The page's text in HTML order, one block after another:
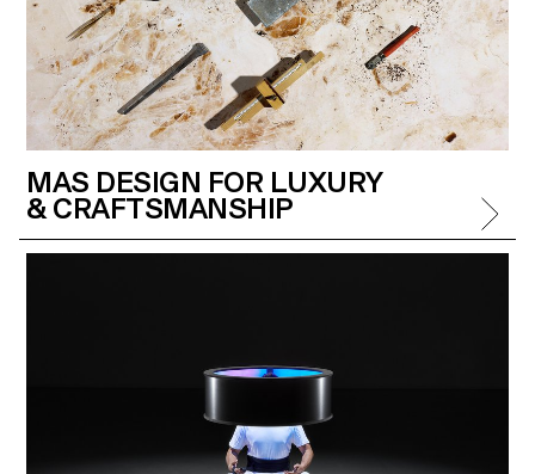
MAS DESIGN FOR LUXURY
& CRAFTSMANSHIP